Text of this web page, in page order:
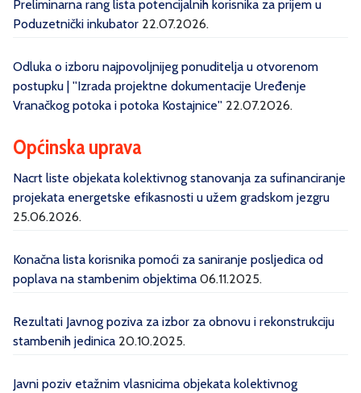
Preliminarna rang lista potencijalnih korisnika za prijem u
Poduzetnički inkubator 22.07.2026.
Odluka o izboru najpovoljnijeg ponuditelja u otvorenom
postupku | ''Izrada projektne dokumentacije Uređenje
Vranačkog potoka i potoka Kostajnice'' 22.07.2026.
Općinska uprava
Nacrt liste objekata kolektivnog stanovanja za sufinanciranje
projekata energetske efikasnosti u užem gradskom jezgru
25.06.2026.
Konačna lista korisnika pomoći za saniranje posljedica od
poplava na stambenim objektima 06.11.2025.
Rezultati Javnog poziva za izbor za obnovu i rekonstrukciju
stambenih jedinica 20.10.2025.
Javni poziv etažnim vlasnicima objekata kolektivnog